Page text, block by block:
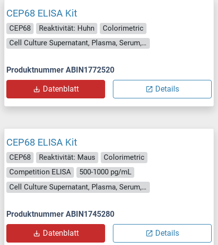
CEP68 ELISA Kit
CEP68 Reaktivität: Huhn
Colorimetric
Cell Culture Supernatant, Plasma, Serum, Tissue Homogenate
Produktnummer ABIN1772520
Datenblatt Details
CEP68 ELISA Kit
CEP68 Reaktivität: Maus
Colorimetric
Competition ELISA
500-1000 pg/mL
Cell Culture Supernatant, Plasma, Serum, Tissue Homogenate
Produktnummer ABIN1745280
Datenblatt Details